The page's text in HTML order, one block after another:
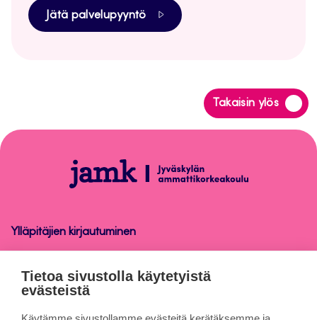
Jätä palvelupyyntö
Takaisin ylös
Siirry
takaisin
Oppiminen
Ylläpitäjien kirjautuminen
Oppiminen
Tietoa sivustolla käytetyistä
evästeistä